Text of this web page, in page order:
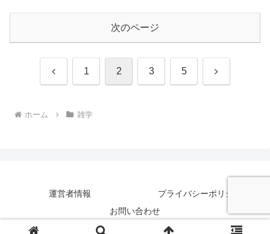
次のページ
前 1 2 3 5 次
ホーム 雑学
運営者情報
プライバシーポリシー
お問い合わせ
© 2021 もっと知りたいブログ.